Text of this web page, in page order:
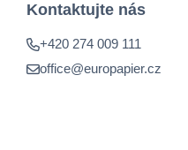
Kontaktujte nás
+420 274 009 111
office@europapier.cz